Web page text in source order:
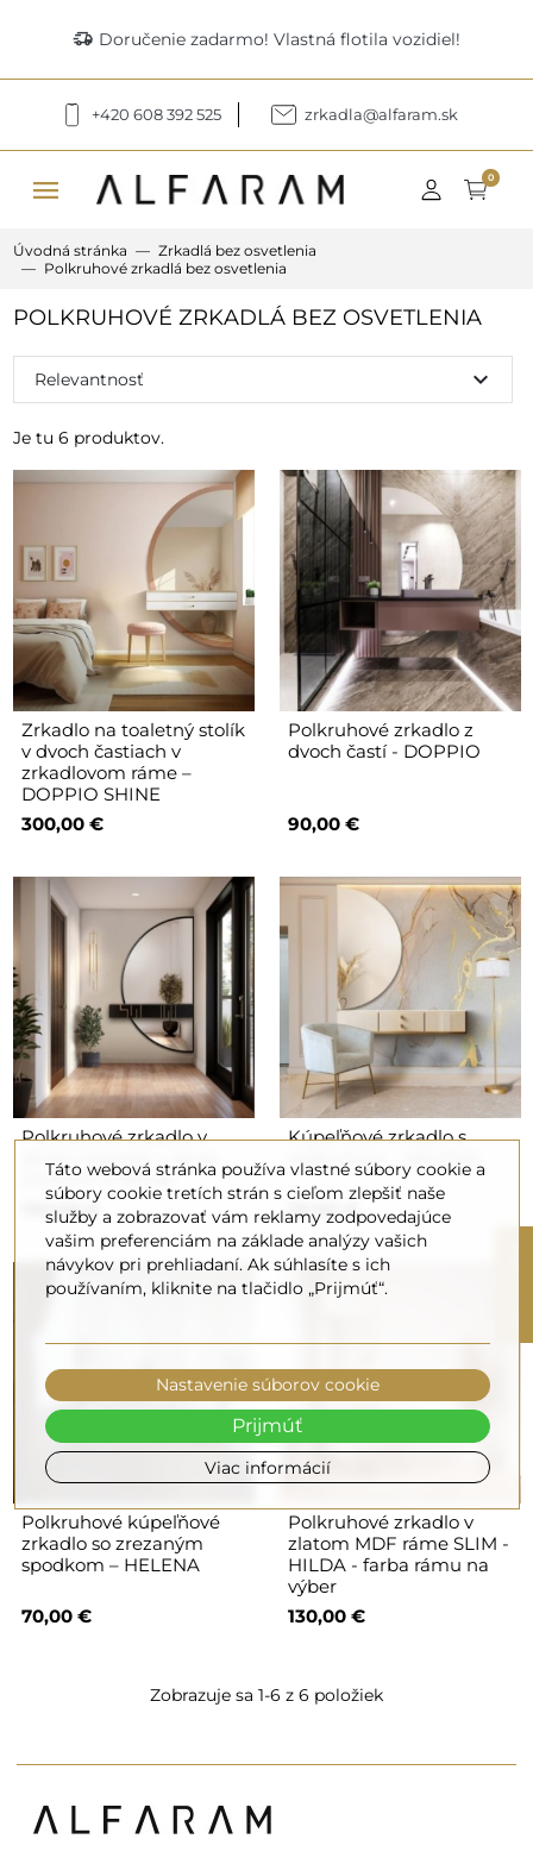
delivery_truck_speed Doručenie zadarmo! Vlastná flotila vozidiel!
+420 608 392 525 zrkadla@alfaram.sk
menu 0
Úvodná stránka
Zrkadlá bez osvetlenia
Polkruhové zrkadlá bez osvetlenia
POLKRUHOVÉ ZRKADLÁ BEZ OSVETLENIA
Je tu 6 produktov.
Relevantnosť expand_more
Zrkadlo na toaletný stolík
v dvoch častiach v
zrkadlovom ráme –
DOPPIO SHINE
300,00 €
Polkruhové zrkadlo z
dvoch častí - DOPPIO
90,00 €
Polkruhové zrkadlo v
dvoch častiach v ráme -
DOPPIO V RÁME
190,00 €
Kúpeľňové zrkadlo s
polkruhom - HELENA
70,00 €
Polkruhové kúpeľňové
zrkadlo so zrezaným
spodkom – HELENA
70,00 €
Polkruhové zrkadlo v
zlatom MDF ráme SLIM -
HILDA - farba rámu na
výber
130,00 €
Zobrazuje sa 1-6 z 6 položiek
Táto webová stránka používa vlastné súbory cookie a
súbory cookie tretích strán s cieľom zlepšiť naše
služby a zobrazovať vám reklamy zodpovedajúce
vašim preferenciám na základe analýzy vašich
návykov pri prehliadaní. Ak súhlasíte s ich
používaním, kliknite na tlačidlo „Prijmúť“.
Viac informácií
Nastavenie súborov cookie
Prijmúť